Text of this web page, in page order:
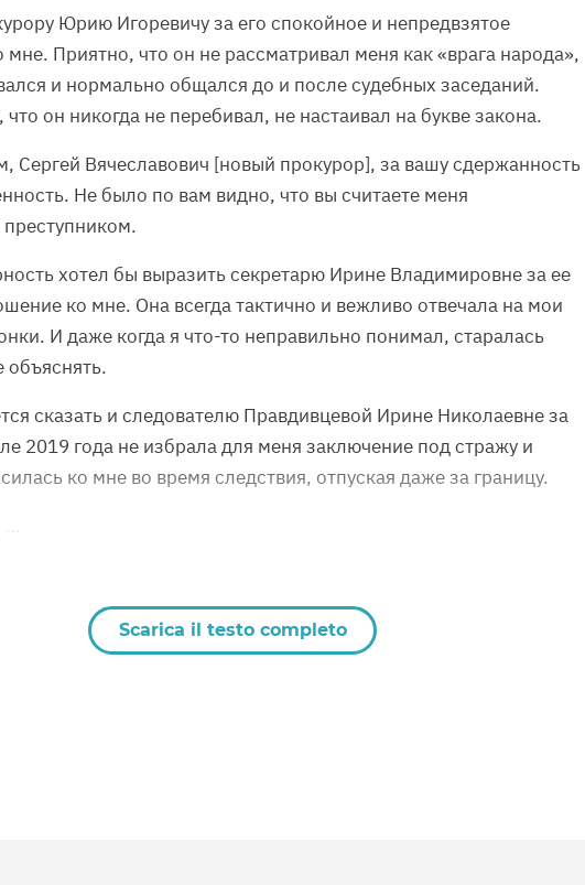
Юрию Игоревичу за его спокойное и непредвзятое
Приятно, что он не рассматривал меня как «врага народа»,
и нормально общался до и после судебных заседаний.
он никогда не перебивал, не настаивал на букве закона.
Сергей Вячеславович [новый прокурор], за вашу сдержанность
Не было по вам видно, что вы считаете меня
хотел бы выразить секретарю Ирине Владимировне за ее
ко мне. Она всегда тактично и вежливо отвечала на мои
И даже когда я что-то неправильно понимал, старалась
сказать и следователю Правдивцевой Ирине Николаевне за
2019 года не избрала для меня заключение под стражу и
ко мне во время следствия, отпуская даже за границу.
Scarica il testo completo